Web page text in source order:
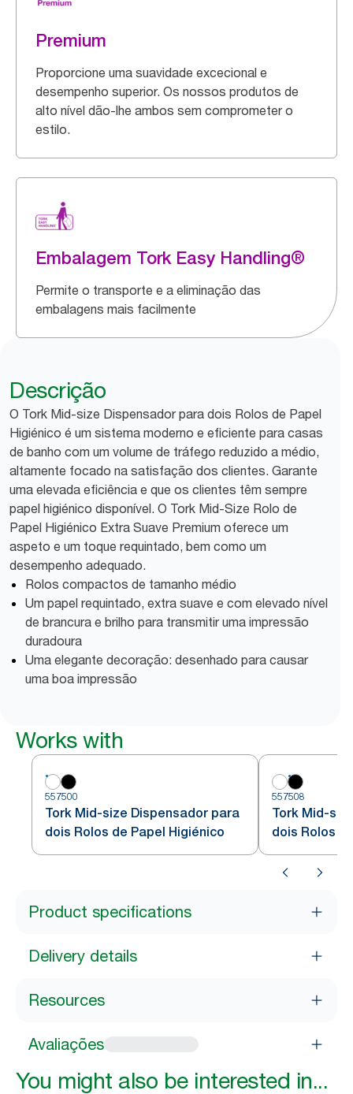
Premium
Proporcione uma suavidade excecional e
desempenho superior. Os nossos produtos de
alto nível dão-lhe ambos sem comprometer o
estilo.
Embalagem Tork Easy Handling®
Permite o transporte e a eliminação das
embalagens mais facilmente
Descrição
O Tork Mid-size Dispensador para dois Rolos de Papel
Higiénico é um sistema moderno e eficiente para casas
de banho com um volume de tráfego reduzido a médio,
altamente focado na satisfação dos clientes. Garante
uma elevada eficiência e que os clientes têm sempre
papel higiénico disponível. O Tork Mid-Size Rolo de
Papel Higiénico Extra Suave Premium oferece um
aspeto e um toque requintado, bem como um
desempenho adequado.
Rolos compactos de tamanho médio
Um papel requintado, extra suave e com elevado nível
de brancura e brilho para transmitir uma impressão
duradoura
Uma elegante decoração: desenhado para causar
uma boa impressão
Works with
557500
Tork Mid-size Dispensador para
dois Rolos de Papel Higiénico
557508
Tork Mid-
dois Rolos
Product specifications
Delivery details
Resources
Avaliações
You might also be interested in...